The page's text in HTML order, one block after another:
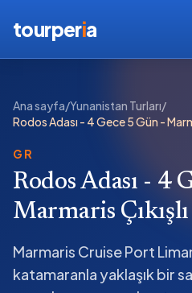
tourperia
Ana sayfa/Yunanistan Turları/
Rodos Adası - 4 Gece 5 Gün -
GR
Rodos Adası - 4
Marmaris Çıkışlı
Marmaris Cruise Port
katamaranla yaklaşık bir